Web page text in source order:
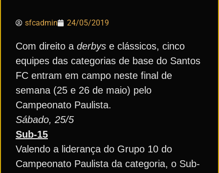
sfcadmin 24/05/2019
Com direito a derbys e clássicos, cinco
equipes das categorias de base do Santos
FC entram em campo neste final de
semana (25 e 26 de maio) pelo
Campeonato Paulista.
Sábado, 25/5
Sub-15
Valendo a liderança do Grupo 10 do
Campeonato Paulista da categoria, o Sub-